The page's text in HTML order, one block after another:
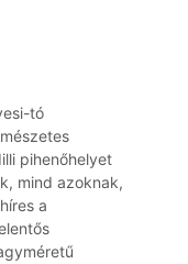
tó
pihenőhelyet
mind azoknak,
a